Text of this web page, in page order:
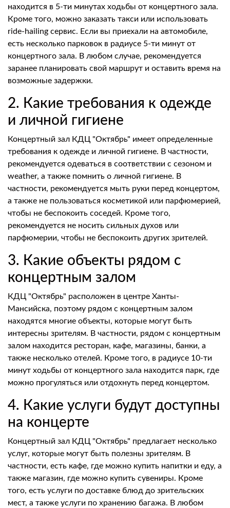
находится в 5-ти минутах ходьбы от концертного зала.
Кроме того, можно заказать такси или использовать
ride-hailing сервис. Если вы приехали на автомобиле,
есть несколько парковок в радиусе 5-ти минут от
концертного зала. В любом случае, рекомендуется
заранее планировать свой маршрут и оставить время на
возможные задержки.
2. Какие требования к одежде
и личной гигиене
Концертный зал КДЦ "Октябрь" имеет определенные
требования к одежде и личной гигиене. В частности,
рекомендуется одеваться в соответствии с сезоном и
weather, а также помнить о личной гигиене. В
частности, рекомендуется мыть руки перед концертом,
а также не пользоваться косметикой или парфюмерией,
чтобы не беспокоить соседей. Кроме того,
рекомендуется не носить сильных духов или
парфюмерии, чтобы не беспокоить других зрителей.
3. Какие объекты рядом с
концертным залом
КДЦ "Октябрь" расположен в центре Ханты-
Мансийска, поэтому рядом с концертным залом
находятся многие объекты, которые могут быть
интересны зрителям. В частности, рядом с концертным
залом находится ресторан, кафе, магазины, банки, а
также несколько отелей. Кроме того, в радиусе 10-ти
минут ходьбы от концертного зала находится парк, где
можно прогуляться или отдохнуть перед концертом.
4. Какие услуги будут доступны
на концерте
Концертный зал КДЦ "Октябрь" предлагает несколько
услуг, которые могут быть полезны зрителям. В
частности, есть кафе, где можно купить напитки и еду, а
также магазин, где можно купить сувениры. Кроме
того, есть услуги по доставке блюд до зрительских
мест, а также услуги по хранению багажа. В любом